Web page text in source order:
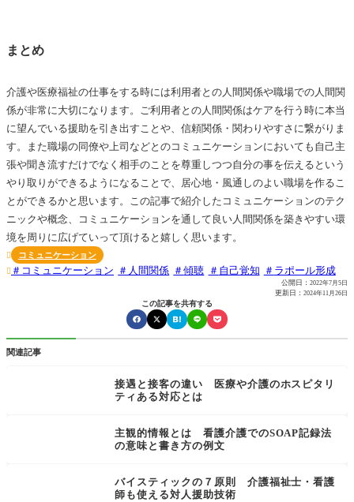
まとめ
介護や医療福祉の仕事をする時には利用者との人間関係や職場での人間関
係が非常に大切になります。ご利用者との人間関係はケアを行う時に本当
に望んでいる援助を引き出すことや、信頼関係・関わりやすさに繋がりま
す。また職場の同僚や上司などとのコミュニケーションにおいても自己主
張や聞き流すだけでなく相手のことを尊重しつつ自分の事を伝えるという
やり取りができるようになることで、居心地・風通しのよい職場を作るこ
とができるかと思います。この記事で紹介したコミュニケーションのテク
ニックや概念、コミュニケーションを通して良い人間関係を築きやすい環
境を周りに広げていって頂けると嬉しく思います。
 コミュニケーション
 コミュニケーション 人間関係 傾聴 自己覚知 ラポール形成
公開日： 2022年7月5日
更新日： 2024年11月26日
この記事を共有する
関連記事
接遇と接客の違い 医療や介護のホスピタリ
ティある対応とは
主観的情報とは 看護介護でのSOAP記録法
の意味と書き方の例文
バイスティックの７原則 介護福祉士・看護
師も使える対人援助技術